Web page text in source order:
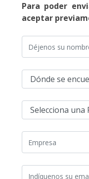
Para poder
aceptar